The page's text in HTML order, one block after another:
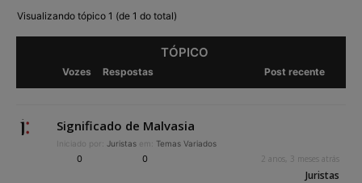
Visualizando tópico 1 (de 1 do total)
TÓPICO
Vozes Respostas Post recente
Significado de Malvasia
Iniciado por: Juristas em: Temas Variados
0 0 2 anos, 3 meses atrás
Juristas